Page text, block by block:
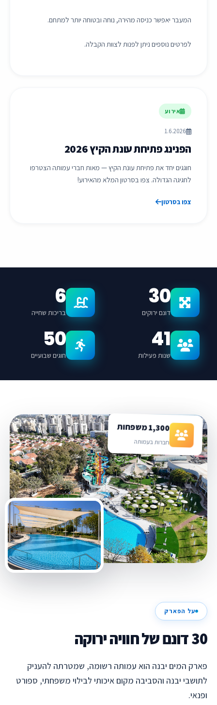
המעבר יאפשר כניסה מהירה, נוחה ובטוחה יותר למתחם.
לפרטים נוספים ניתן לפנות לצוות הקבלה.
אירוע
1.6.2026
הפנינג פתיחת עונת הקיץ 2026
חוגגים יחד את פתיחת עונת הקיץ — מאות חברי עמותה הצטרפו
לחגיגה הגדולה. צפו בסרטון המלא מהאירוע!
צפו בסרטון
30
דונם ירוקים
6
בריכות שחייה
41
שנות פעילות
50
חוגים שבועיים
1,300 משפחות
חברות בעמותה
על הפארק
30 דונם של חוויה ירוקה
פארק המים יבנה הוא עמותה רשומה, שמטרתה להעניק
לתושבי יבנה והסביבה מקום איכותי לבילוי משפחתי, ספורט
ופנאי.